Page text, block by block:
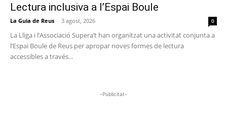
Lectura inclusiva a l’Espai Boule
La Guia de Reus - 3 agost, 2026 0
La Lliga i l’Associació Supera’t han organitzat una activitat conjunta a
l’Espai Boule de Reus per apropar noves formes de lectura
accessibles a través...
-Publicitat-